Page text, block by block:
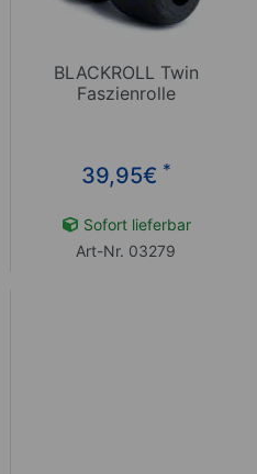
BLACKROLL Twin
Faszienrolle
39,95€ *
Sofort lieferbar
Art-Nr. 03279